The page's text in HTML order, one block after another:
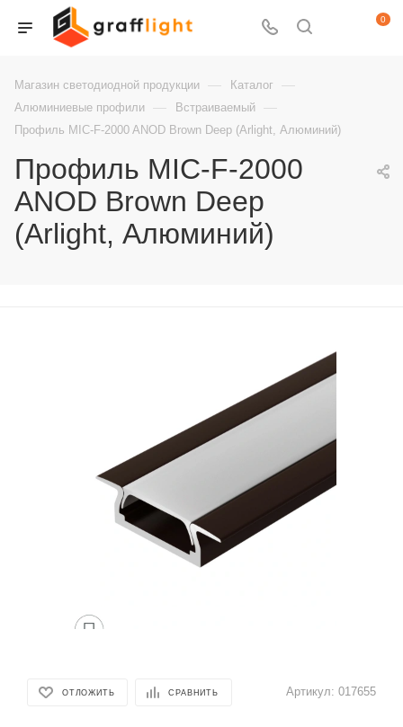
0
Магазин светодиодной продукции — Каталог —
Алюминиевые профили — Встраиваемый —
Профиль MIC-F-2000 ANOD Brown Deep (Arlight, Алюминий)
Профиль MIC-F-2000
ANOD Brown Deep
(Arlight, Алюминий)
ОТЛОЖИТЬ СРАВНИТЬ Артикул: 017655